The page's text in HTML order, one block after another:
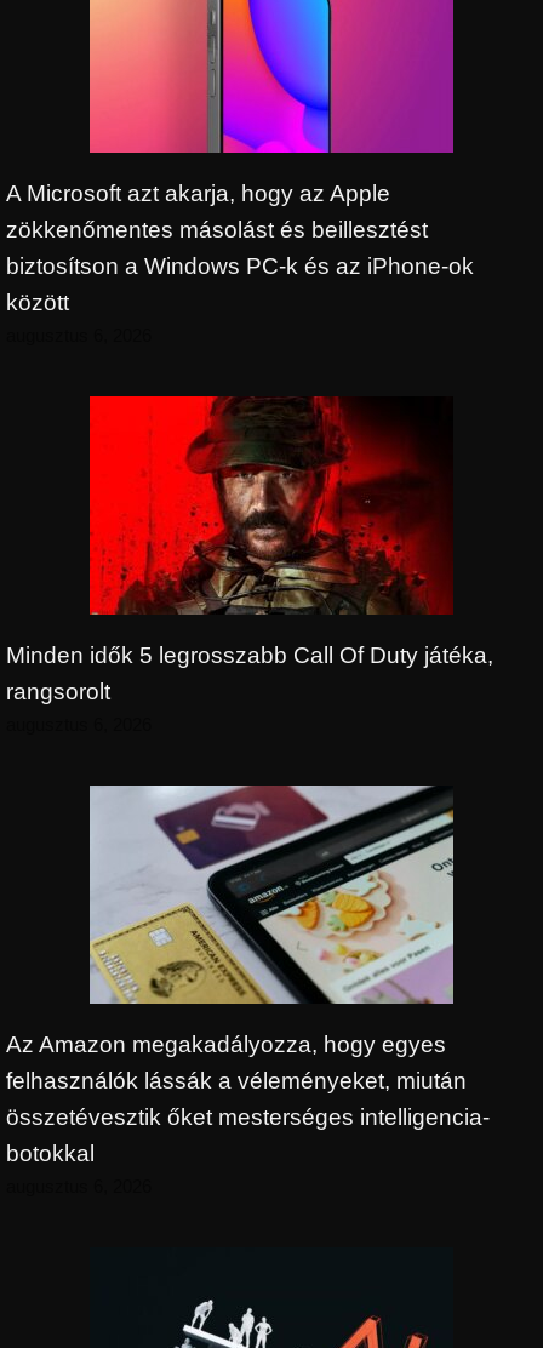
A Microsoft azt akarja, hogy az Apple
zökkenőmentes másolást és beillesztést
biztosítson a Windows PC-k és az iPhone-ok
között
Minden idők 5 legrosszabb Call Of Duty játéka,
rangsorolt
Az Amazon megakadályozza, hogy egyes
felhasználók lássák a véleményeket, miután
összetévesztik őket mesterséges intelligencia-
botokkal